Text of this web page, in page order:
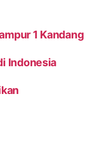
1 Kandang
Indonesia